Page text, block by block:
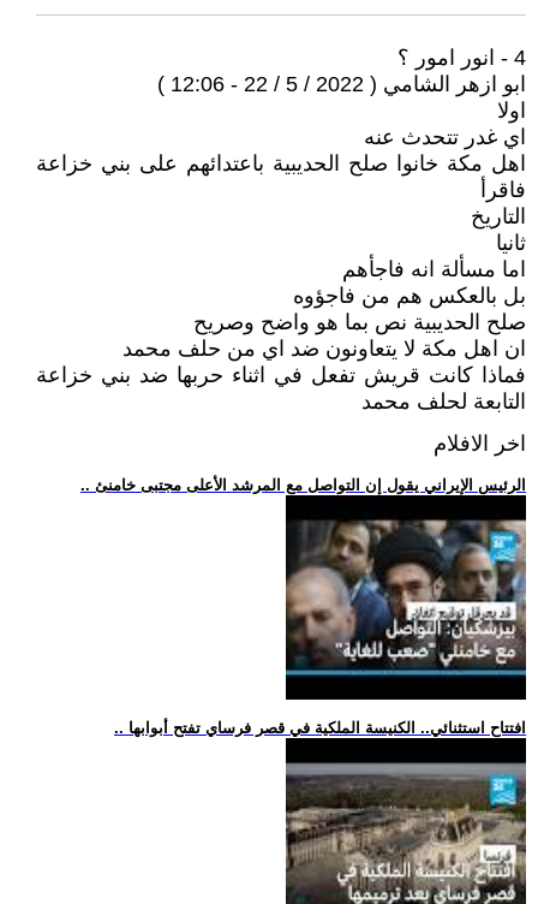
4 - انور امور ؟
ابو ازهر الشامي ( 2022 / 5 / 22 - 12:06 )
اولا
اي غدر تتحدث عنه
اهل مكة خانوا صلح الحديبية باعتدائهم على بني خزاعة
فاقرأ
التاريخ
ثانيا
اما مسألة انه فاجأهم
بل بالعكس هم من فاجؤوه
صلح الحديبية نص بما هو واضح وصريح
ان اهل مكة لا يتعاونون ضد اي من حلف محمد
فماذا كانت قريش تفعل في اثناء حربها ضد بني خزاعة
التابعة لحلف محمد
اخر الافلام
.. الرئيس الإيراني يقول إن التواصل مع المرشد الأعلى مجتبى خامنئ
.. افتتاح استثنائي.. الكنيسة الملكية في قصر فرساي تفتح أبوابها